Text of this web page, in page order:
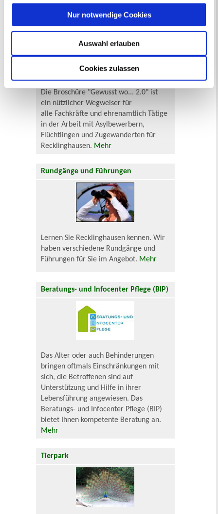
Cookies zulassen
Auswahl erlauben
Nur notwendige Cookies
"Gewusst wo... 2.0" - Broschüre für
Flüchtlingshelfer
Die Broschüre "Gewusst wo... 2.0" ist
ein nützlicher Wegweiser für
alle Fachkräfte und ehrenamtlich Tätige
in der Arbeit mit Asylbewerbern,
Flüchtlingen und Zugewanderten für
Recklinghausen. Mehr
Rundgänge und Führungen
Lernen Sie Recklinghausen kennen. Wir
haben verschiedene Rundgänge und
Führungen für Sie im Angebot. Mehr
Beratungs- und Infocenter Pflege (BIP)
Das Alter oder auch Behinderungen
bringen oftmals Einschränkungen mit
sich, die Betroffenen sind auf
Unterstützung und Hilfe in ihrer
Lebensführung angewiesen. Das
Beratungs- und Infocenter Pflege (BIP)
bietet Ihnen kompetente Beratung an.
Mehr
Tierpark